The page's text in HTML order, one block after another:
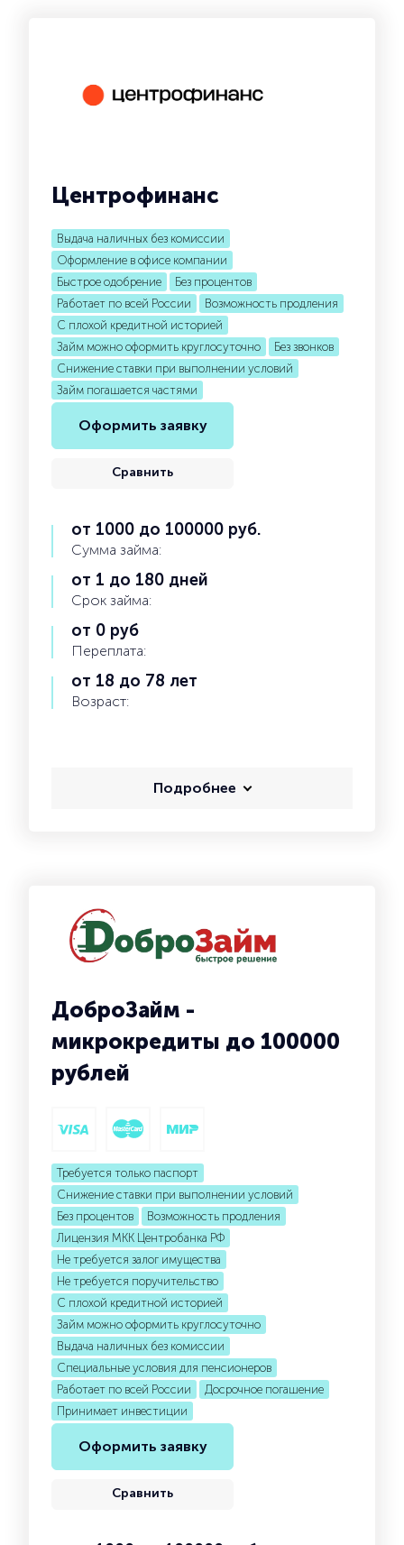
Центрофинанс
Выдача наличных без комиссии
Оформление в офисе компании
Быстрое одобрение
Без процентов
Работает по всей России
Возможность продления
С плохой кредитной историей
Займ можно оформить круглосуточно
Без звонков
Снижение ставки при выполнении условий
Займ погашается частями
Оформить заявку
Сравнить
от 1000 до 100000 руб.
Сумма займа:
от 1 до 180 дней
Срок займа:
от 0 руб
Переплата:
от 18 до 78 лет
Возраст:
Подробнее
ДоброЗайм -
микрокредиты до 100000
рублей
Требуется только паспорт
Снижение ставки при выполнении условий
Без процентов
Возможность продления
Лицензия МКК Центробанка РФ
Не требуется залог имущества
Не требуется поручительство
С плохой кредитной историей
Займ можно оформить круглосуточно
Выдача наличных без комиссии
Специальные условия для пенсионеров
Работает по всей России
Досрочное погашение
Принимает инвестиции
Оформить заявку
Сравнить